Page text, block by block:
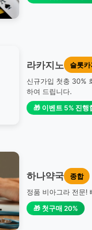
라카지노
슬롯카
신규가입 첫충 30%
하여 드립니다.
🎁 이벤트 5% 진행
하나약국
종합
정품 비아그라 전문!
🎁 첫구매 20%